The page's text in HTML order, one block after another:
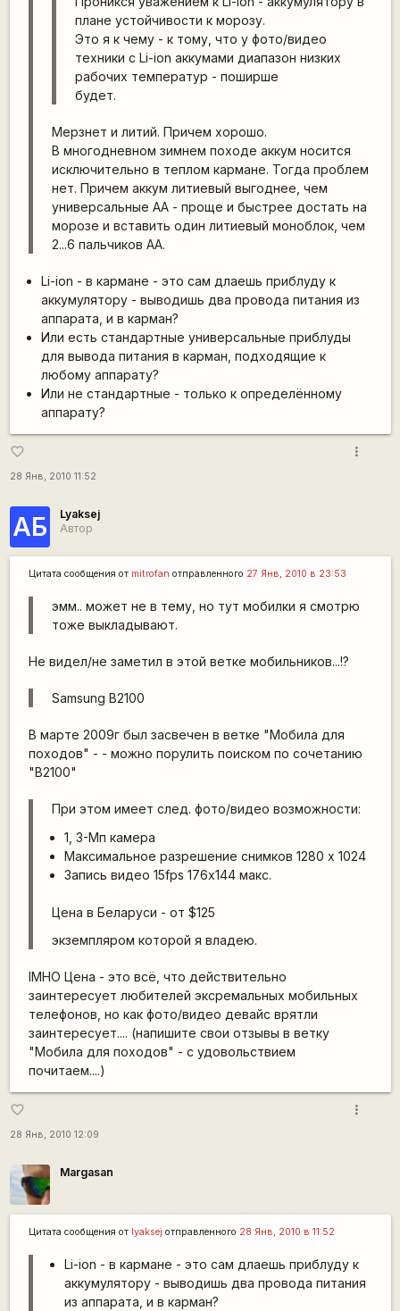
плане устойчивости к морозу.
Это я к чему - к тому, что у фото/видео
техники с Li-ion аккумами диапазон низких
рабочих температур - поширше
будет.
Мерзнет и литий. Причем хорошо.
В многодневном зимнем походе аккум носится
исключительно в теплом кармане. Тогда проблем
нет. Причем аккум литиевый выгоднее, чем
универсальные AA - проще и быстрее достать на
морозе и вставить один литиевый моноблок, чем
2...6 пальчиков AA.
Li-ion - в кармане - это сам длаешь приблуду к
аккумулятору - выводишь два провода питания из
аппарата, и в карман?
Или есть стандартные универсальные приблуды
для вывода питания в карман, подходящие к
любому аппарату?
Или не стандартные - только к определённому
аппарату?
favorite_border
28 Янв, 2010 11:52
more_vert
АБ
Lyaksej
Автор
Цитата сообщения от mitrofan отправленного 27 Янв, 2010 в 23:53
эмм.. может не в тему, но тут мобилки я смотрю
тоже выкладывают.
Не видел/не заметил в этой ветке мобильников...!?
Samsung B2100
В марте 2009г был засвечен в ветке "Мобила для
походов" - - можно порулить поиском по сочетанию
"B2100"
При этом имеет след. фото/видео возможности:
1, 3-Мп камера
Максимальное разрешение снимков 1280 x 1024
Запись видео 15fps 176х144 макс.
Цена в Беларуси - от $125
экземпляром которой я владею.
IMHO Цена - это всё, что действительно
заинтересует любителей эксремальных мобильных
телефонов, но как фото/видео девайс врятли
заинтересует.... (напишите свои отзывы в ветку
"Мобила для походов" - с удовольствием
почитаем....)
favorite_border
28 Янв, 2010 12:09
more_vert
Margasan
Цитата сообщения от lyaksej отправленного 28 Янв, 2010 в 11:52
Li-ion - в кармане - это сам длаешь приблуду к
аккумулятору - выводишь два провода питания
из аппарата, и в карман?